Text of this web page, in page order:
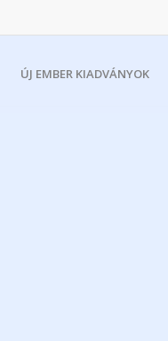
ÚJ EMBER KIADVÁNYOK